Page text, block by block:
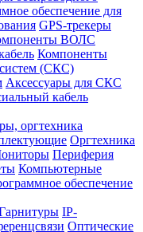
обеспечение для
GPS-трекеры
ВОЛС
Компоненты
(СКС)
Аксессуары для СКС
кабель
оргтехника
Оргтехника
Периферия
Компьютерные
обеспечение
IP-
Оптические